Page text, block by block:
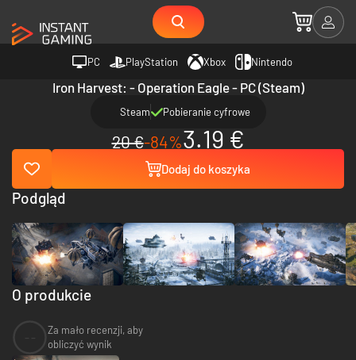
PC PlayStation Xbox Nintendo
Iron Harvest: - Operation Eagle - PC (Steam)
Steam Pobieranie cyfrowe
20 €-84%3.19 €
Dodaj do koszyka
O produkcie
Za mało recenzji, aby
obliczyć wynik
Podgląd